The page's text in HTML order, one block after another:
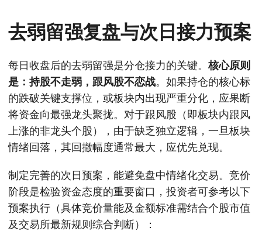
去弱留强复盘与次日接力预案
每日收盘后的去弱留强是分仓接力的关键。核心原则
是：持股不走弱，跟风股不恋战。如果持仓的核心标
的跌破关键支撑位，或板块内出现严重分化，应果断
将资金向最强龙头聚拢。对于跟风股（即板块内跟风
上涨的非龙头个股），由于缺乏独立逻辑，一旦板块
情绪回落，其回撤幅度通常最大，应优先兑现。
制定完善的次日预案，能避免盘中情绪化交易。竞价
阶段是检验资金态度的重要窗口，投资者可参考以下
预案执行（具体竞价量能及金额标准需结合个股市值
及交易所最新规则综合判断）：